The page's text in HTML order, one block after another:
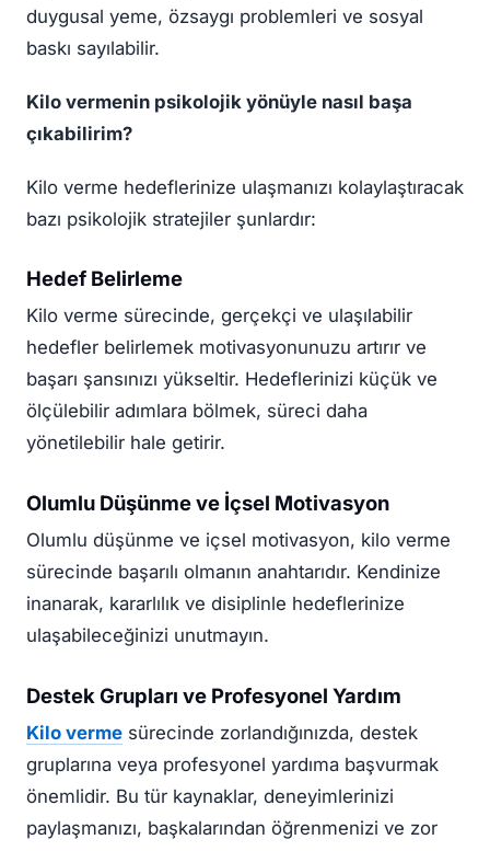
duygusal yeme, özsaygı problemleri ve sosyal
baskı sayılabilir.
Kilo vermenin psikolojik yönüyle nasıl başa
çıkabilirim?
Kilo verme hedeflerinize ulaşmanızı kolaylaştıracak
bazı psikolojik stratejiler şunlardır:
Hedef Belirleme
Kilo verme sürecinde, gerçekçi ve ulaşılabilir
hedefler belirlemek motivasyonunuzu artırır ve
başarı şansınızı yükseltir. Hedeflerinizi küçük ve
ölçülebilir adımlara bölmek, süreci daha
yönetilebilir hale getirir.
Olumlu Düşünme ve İçsel Motivasyon
Olumlu düşünme ve içsel motivasyon, kilo verme
sürecinde başarılı olmanın anahtarıdır. Kendinize
inanarak, kararlılık ve disiplinle hedeflerinize
ulaşabileceğinizi unutmayın.
Destek Grupları ve Profesyonel Yardım
Kilo verme sürecinde zorlandığınızda, destek
gruplarına veya profesyonel yardıma başvurmak
önemlidir. Bu tür kaynaklar, deneyimlerinizi
paylaşmanızı, başkalarından öğrenmenizi ve zor